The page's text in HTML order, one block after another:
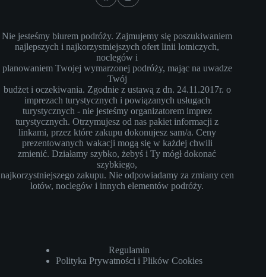
Nie jesteśmy biurem podróży. Zajmujemy się poszukiwaniem
najlepszych i najkorzystniejszych ofert linii lotniczych,
noclegów i
planowaniem Twojej wymarzonej podróży, mając na uwadze
Twój
budżet i oczekiwania. Zgodnie z ustawą z dn. 24.11.2017r. o
imprezach turystycznych i powiązanych usługach
turystycznych - nie jesteśmy organizatorem imprez
turystycznych. Otrzymujesz od nas pakiet informacji z
linkami, przez które zakupu dokonujesz sam/a. Ceny
prezentowanych wakacji mogą się w każdej chwili
zmienić. Działamy szybko, żebyś i Ty mógł dokonać
szybkiego,
najkorzystniejszego zakupu. Nie odpowiadamy za zmiany cen
lotów, noclegów i innych elementów podróży.
Regulamin
Polityka Prywatności i Plików Cookies